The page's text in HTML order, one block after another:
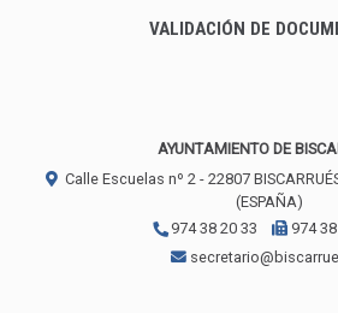
VALIDACIÓN DE
AYUNTAMIENTO DE
Calle Escuelas nº 2 - 22807
(ESPAÑA)
974 38 20 33
974